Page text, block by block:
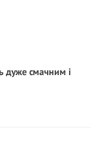
дуже смачним і